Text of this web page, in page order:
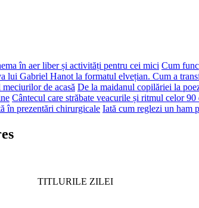
în aer liber și activități pentru cei mici Cum
lui Gabriel Hanot la formatul elvețian. Cum a
de acasă De la maidanul copilăriei la
Cântecul care străbate veacurile și ritmul celor
în prezentări chirurgicale Iată cum reglezi un ham
TITLURILE ZILEI